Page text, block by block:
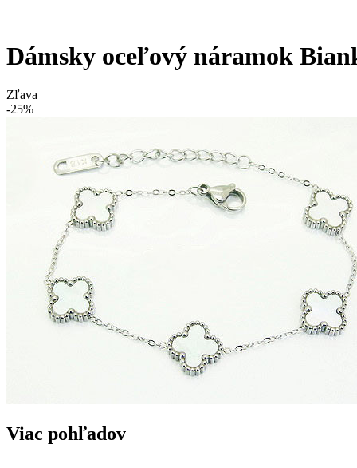
Dámsky oceľový náramok
Zľava
-25%
Viac pohľadov